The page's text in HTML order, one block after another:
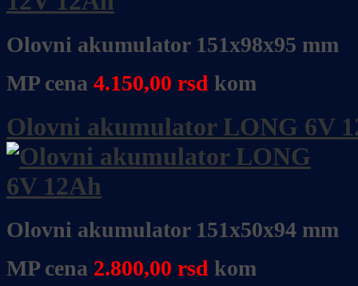
Olovni akumulator 151x98x95 mm
MP cena 4.150,00 rsd kom
Olovni akumulator LONG 6V
Olovni akumulator 151x50x94 mm
MP cena 2.800,00 rsd kom